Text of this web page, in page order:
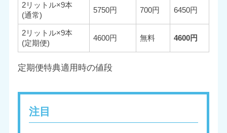
2リットル×9本
(通常)
5750円 700円 6450円
2リットル×9本
(定期便)
4600円 無料 4600円
定期便特典適用時の値段
注目